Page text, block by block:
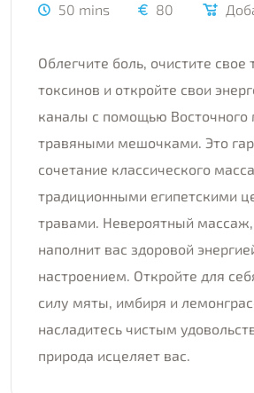
50 mins 80
Облегчите боль, очистите свое
токсинов и откройте свои
каналы с помощью Восточного
травяными мешочками. Это
сочетание классического
традиционными египетскими
травами. Невероятный
наполнит вас здоровой
настроением. Откройте для
силу мяты, имбиря и
насладитесь чистым
природа исцеляет вас.